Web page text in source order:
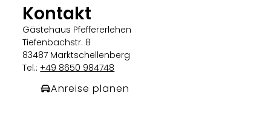
Kontakt
Gästehaus Pfeffererlehen
Tiefenbachstr. 8
83487 Marktschellenberg
Tel.:+49 8650 984748
Anreise planen